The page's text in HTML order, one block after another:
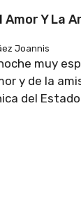
Y La
Joannis
muy
y de la
del Estado